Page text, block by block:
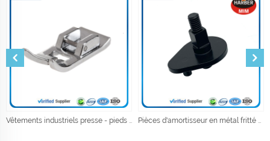
Vêtements industriels presse - pieds accessoires pour machines à coudre accessoires de couture Pièces d'amortisseur en métal fritté pour la métallurgie des poudres